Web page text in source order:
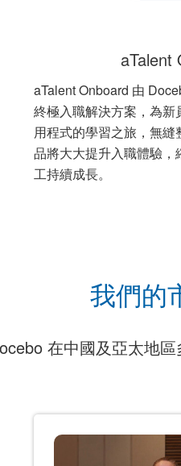
aTalent
aTalent Onboard 由
終極入職解決方案，為
用程式的學習之旅，無
品將大大提升入職體驗，
工持續成長。
我們的
在中國及亞太地